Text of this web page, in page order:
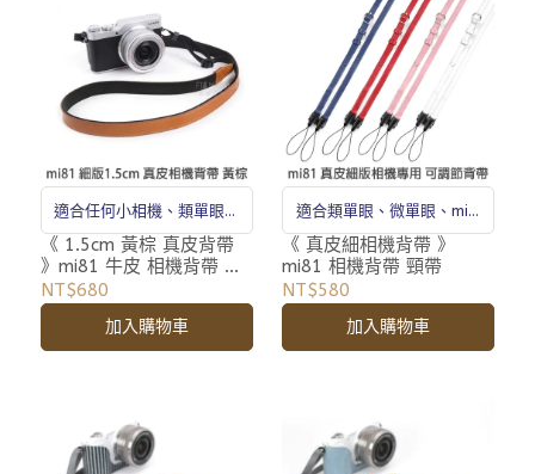
適合任何小相機、類單眼相
機、微單眼相機
《 1.5cm 黃棕 真皮背帶
》mi81 牛皮 相機背帶 細
版 頸帶
NT$680
加入購物車
適合類單眼、微單眼、mini
拍立得
《 真皮細相機背帶 》
mi81 相機背帶 頸帶
NT$580
加入購物車